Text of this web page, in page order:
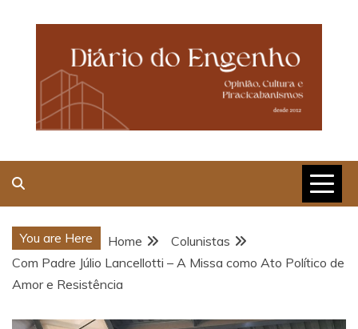
Opinião, Cultura e
You are Here Home
Colunistas
Com Padre Júlio Lancellotti – A Missa como Ato Político de
Amor e Resistência